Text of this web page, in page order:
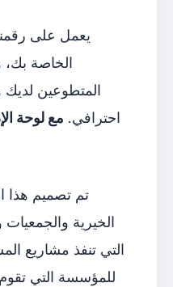
يعمل على
الخاصة
المتطوعين
احترافي. مع لوحة
تم تصميم هذا
الخيرية
التي تنفذ مشاريع
للمؤسسة التي